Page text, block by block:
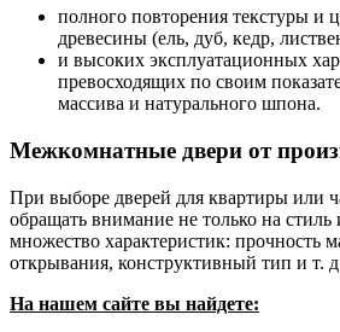
полного повторения текстуры и
древесины (ель, дуб, кедр,
и высоких эксплуатационных
превосходящих по своим
массива и натурального шпона.
Межкомнатные двери от
При выборе дверей для квартиры или
обращать внимание не только на стиль
множество характеристик: прочность
открывания, конструктивный тип и т.
На нашем сайте вы найдете: